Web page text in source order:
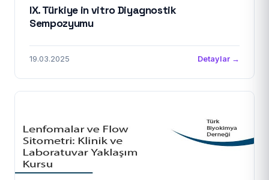
IX. Türkiye in vitro Diyagnostik
Sempozyumu
19.03.2025 Detaylar →